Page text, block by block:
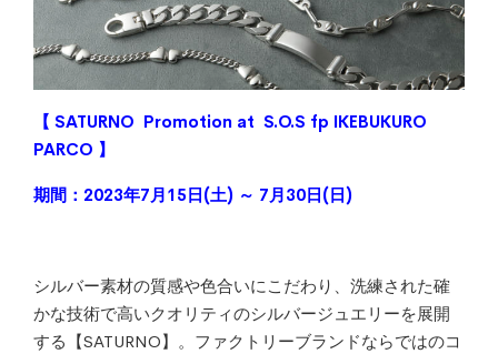
【 SATURNO Promotion at S.O.S fp IKEBUKURO
PARCO 】
期間：2023年7月15日(土) ～ 7月30日(日)
シルバー素材の質感や色合いにこだわり、洗練された確
かな技術で高いクオリティのシルバージュエリーを展開
する【SATURNO】。ファクトリーブランドならではのコ